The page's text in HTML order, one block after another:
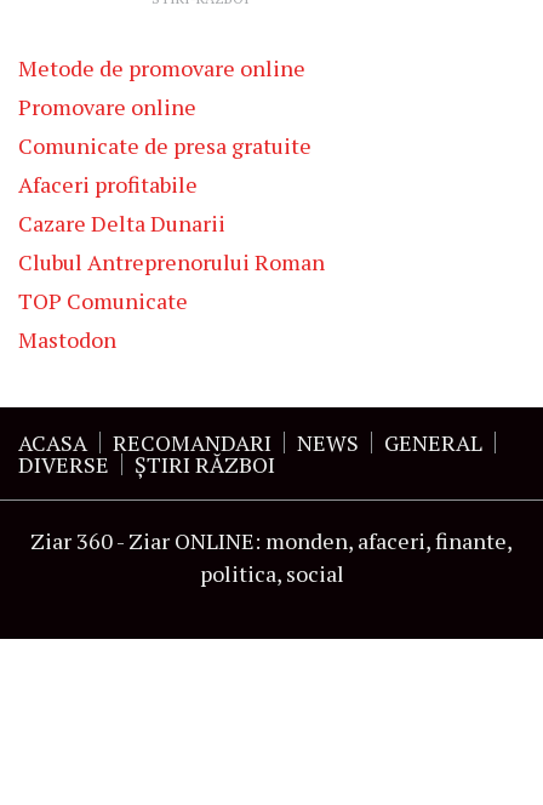
Metode de promovare online
Promovare online
Comunicate de presa gratuite
Afaceri profitabile
Cazare Delta Dunarii
Clubul Antreprenorului Roman
TOP Comunicate
Mastodon
ACASA RECOMANDARI NEWS GENERAL
DIVERSE ŞTIRI RĂZBOI
Ziar 360 - Ziar ONLINE: monden, afaceri, finante,
politica, social